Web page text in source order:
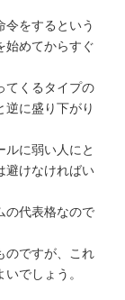
令をするという
始めてからすぐ
てくるタイプの
逆に盛り下がり
ルに弱い人にと
避けなければい
の代表格なので
のですが、これ
でしょう。